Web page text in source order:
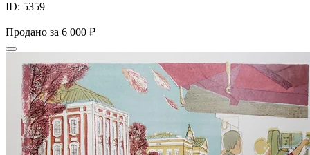
ID: 5359
Продано за 6 000 ₽